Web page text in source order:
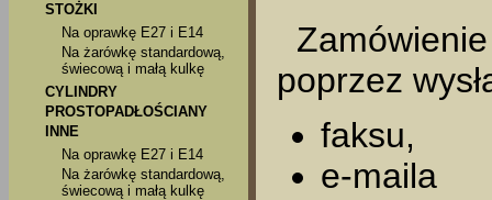
STOŻKI
Na oprawkę E27 i E14
Na żarówkę standardową,
świecową i małą kulkę
CYLINDRY
PROSTOPADŁOŚCIANY
INNE
Na oprawkę E27 i E14
Na żarówkę standardową,
świecową i małą kulkę
poprzez
faksu,
e-maila